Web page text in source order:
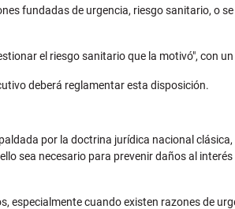
fundadas de urgencia, riesgo sanitario, o
el riesgo sanitario que la motivó", con
deberá reglamentar esta disposición.
por la doctrina jurídica nacional clásica,
sea necesario para prevenir daños al
especialmente cuando existen razones de